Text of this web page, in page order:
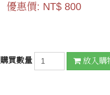
優惠價: NT$ 800
購買數量 放入購